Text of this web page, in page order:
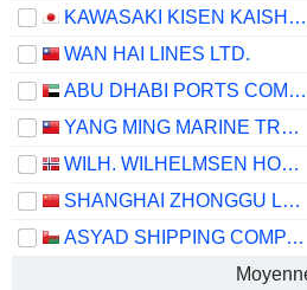
KAWASAKI KISEN KAISHA, LTD.
WAN HAI LINES LTD.
ABU DHABI PORTS COMPANY
YANG MING MARINE TRANSPORT CORPORATION
WILH. WILHELMSEN HOLDING ASA
SHANGHAI ZHONGGU LOGISTICS CO., LTD.
ASYAD SHIPPING COMPANY SAOG